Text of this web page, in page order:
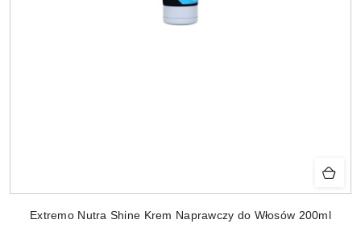
Extremo Nutra Shine Krem Naprawczy do Włosów 200ml